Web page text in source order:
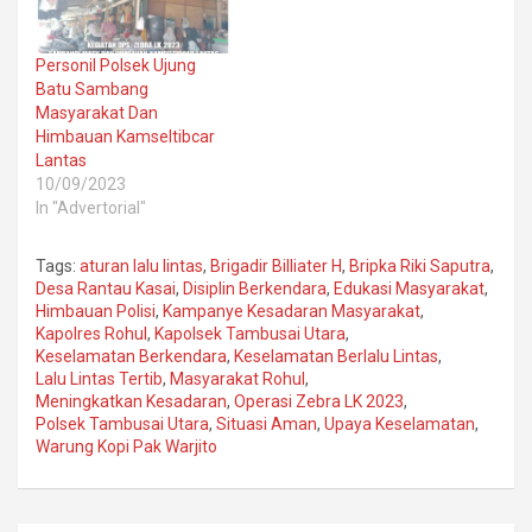
Personil Polsek Ujung
Batu Sambang
Masyarakat Dan
Himbauan Kamseltibcar
Lantas
10/09/2023
In "Advertorial"
Tags: aturan lalu lintas, Brigadir Billiater H, Bripka Riki Saputra,
Desa Rantau Kasai, Disiplin Berkendara, Edukasi Masyarakat,
Himbauan Polisi, Kampanye Kesadaran Masyarakat,
Kapolres Rohul , Kapolsek Tambusai Utara,
Keselamatan Berkendara, Keselamatan Berlalu Lintas,
Lalu Lintas Tertib, Masyarakat Rohul ,
Meningkatkan Kesadaran, Operasi Zebra LK 2023,
Polsek Tambusai Utara, Situasi Aman, Upaya Keselamatan,
Warung Kopi Pak Warjito